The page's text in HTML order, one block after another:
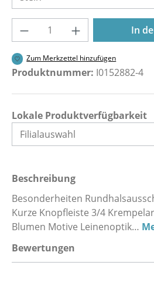
Produkt Anzahl: Gib
In
Zum Merkzettel hinzufügen
Produktnummer: I0152882-4
Lokale Produktverfügbarkeit
Beschreibung
Besonderheiten
Kurze Knopfleiste 3/4
Blumen Motive Leinenoptik…
Bewertungen